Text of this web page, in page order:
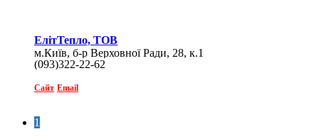
ЕлітТепло, ТОВ
м.Київ, б-р Верховної Ради, 28, к.1
(093)322-22-62
Сайт Email
1